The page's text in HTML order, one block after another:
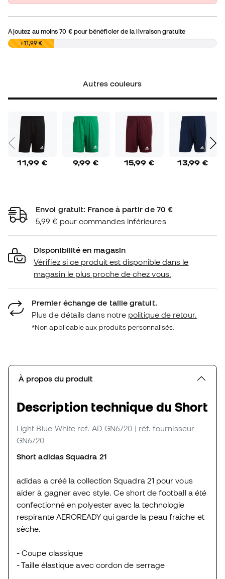
Ajoutez au moins70 €pour bénéficier de la livraison gratuite
0,00 €+11,99 €
Autres couleurs
11,99 € 9,99 € 15,99 € 13,99 €
Envoi gratuit: France à partir de 70 €
5,99 € pour commandes inférieures
Disponibilité en magasin
Vérifiez si ce produit est disponible dans le
magasin le plus proche de chez vous.
Premier échange de taille gratuit.
Plus de détails dans notre politique de retour.
*Non applicable aux produits personnalisés.
À propos du produit
Description technique du Short
Light Blue-White ref. AD_GN6720 | réf. fournisseur
GN6720
Short adidas Squadra 21
adidas a créé la collection Squadra 21 pour vous
aider à gagner avec style. Ce short de football a été
confectionné en polyester avec la technologie
respirante AEROREADY qui garde la peau fraîche et
sèche.
- Coupe classique
- Taille élastique avec cordon de serrage